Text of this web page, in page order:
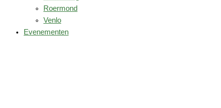
Roermond
Venlo
Evenementen